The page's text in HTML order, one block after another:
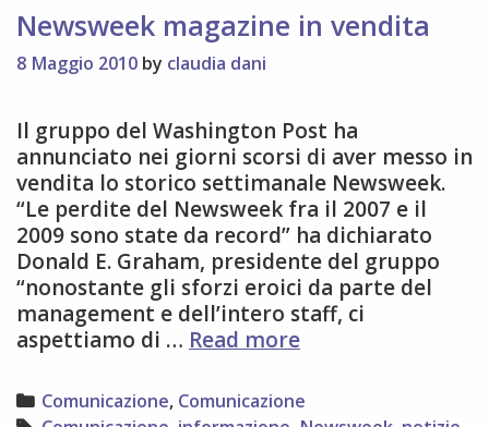
Newsweek magazine in vendita
8 Maggio 2010 by claudia dani
Il gruppo del Washington Post ha
annunciato nei giorni scorsi di aver messo in
vendita lo storico settimanale Newsweek.
“Le perdite del Newsweek fra il 2007 e il
2009 sono state da record” ha dichiarato
Donald E. Graham, presidente del gruppo
“nonostante gli sforzi eroici da parte del
management e dell’intero staff, ci
aspettiamo di … Read moreNewsweek
in
vendita
Categories
Comunicazione, Comunicazione